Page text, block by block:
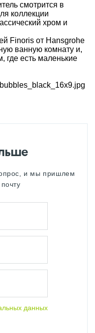
смотрится в
коллекции
хром и
Finoris от Hansgrohe
ванную комнату и,
где есть маленькие
и мы пришлем
данных